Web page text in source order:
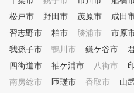
松戸市
野田市 茂原市 成田
習志野市
柏市 勝浦市 市原
我孫子市
鴨川市 鎌ケ谷市
四街道市
袖ケ浦市 八街市
南房総市
匝瑳市 香取市 山